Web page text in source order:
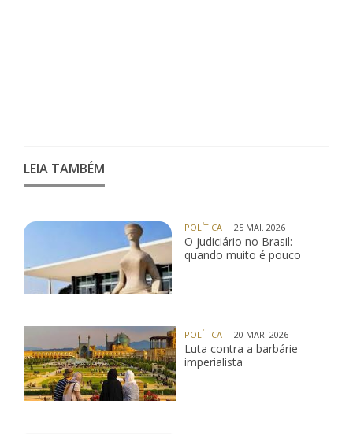
LEIA TAMBÉM
POLÍTICA | 25 MAI. 2026
O judiciário no Brasil:
quando muito é pouco
POLÍTICA | 20 MAR. 2026
Luta contra a barbárie
imperialista